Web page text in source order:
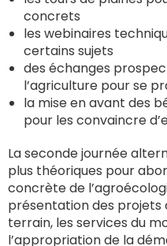
concrets
les webinaires
certains sujets
des échanges
l’agriculture pour se
la mise en avant des
pour les convaincre
La seconde journée
plus théoriques pour
concrète de
présentation des projets
terrain, les services du
l’appropriation de la